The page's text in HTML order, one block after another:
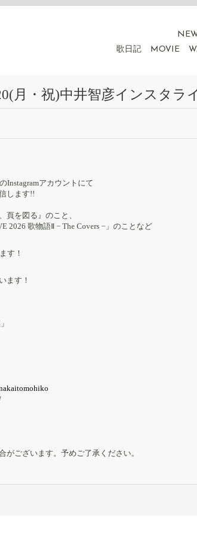
歌日記
MOVIE
月・祝)中井智彦インスタラ
Instagramアカウントにて
します!!
頁を図る』のこと、
2026 歌物語Ⅱ − The Covers −」のことなど
す！
ます！
ございます。予めご了承ください。